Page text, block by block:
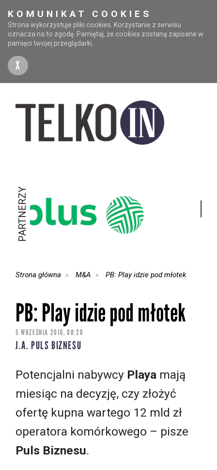
KOMUNIKAT COOKIES
Strona wykorzystuje pliki cookies. Korzystanie z serwisu
oznacza na to zgodę. Pamiętaj, że cookies zostaną zapisane w
pamięci twojej przeglądarki.
X
PARTNERZY
Strona główna M&A PB: Play idzie pod młotek
PB: Play idzie pod młotek
5 WRZEŚNIA 2016, 08:28
J.A. PULS BIZNESU
Potencjalni nabywcy Playa mają
miesiąc na decyzję, czy złożyć
ofertę kupna wartego 12 mld zł
operatora komórkowego – pisze
Puls Biznesu.